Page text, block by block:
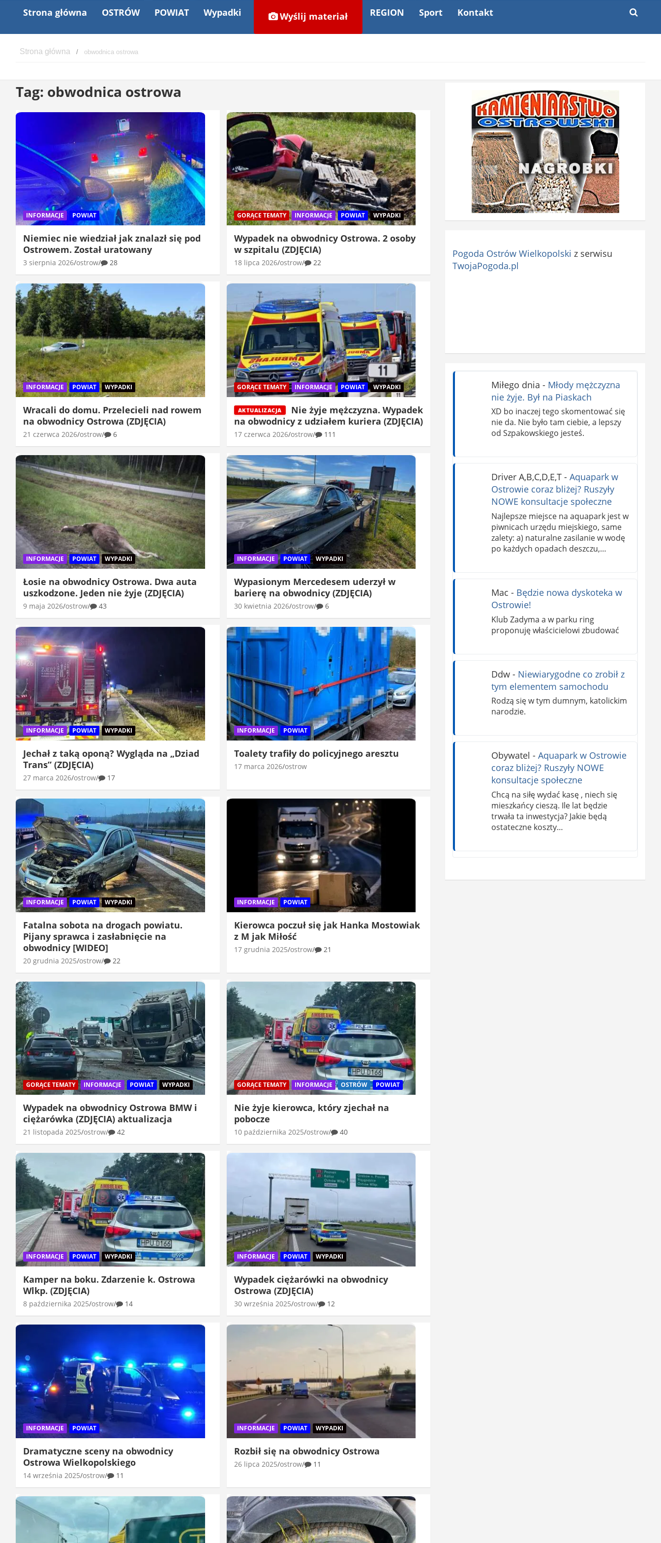
Strona główna OSTRÓW POWIAT Wypadki Wyślij materiał REGION Sport Kontakt
obwodnica ostrowa
Tag: obwodnica ostrowa
INFORMACJE POWIAT
Niemiec nie wiedział jak znalazł się pod
Ostrowem. Został uratowany
3 sierpnia 2026 ostrow 28
GORĄCE TEMATY INFORMACJE POWIAT WYPADKI
Wypadek na obwodnicy Ostrowa. 2 osoby
w szpitalu (ZDJĘCIA)
18 lipca 2026 ostrow 22
INFORMACJE POWIAT WYPADKI
Wracali do domu. Przelecieli nad rowem
na obwodnicy Ostrowa (ZDJĘCIA)
21 czerwca 2026 ostrow 6
GORĄCE TEMATY INFORMACJE POWIAT WYPADKI
AKTUALIZACJA
Nie żyje mężczyzna. Wypadek
na obwodnicy z udziałem kuriera (ZDJĘCIA)
17 czerwca 2026 ostrow 111
INFORMACJE POWIAT WYPADKI
Łosie na obwodnicy Ostrowa. Dwa auta
uszkodzone. Jeden nie żyje (ZDJĘCIA)
9 maja 2026 ostrow 43
INFORMACJE POWIAT WYPADKI
Wypasionym Mercedesem uderzył w
barierę na obwodnicy (ZDJĘCIA)
30 kwietnia 2026 ostrow 6
INFORMACJE POWIAT WYPADKI
Jechał z taką oponą? Wygląda na „Dziad
Trans” (ZDJĘCIA)
27 marca 2026 ostrow 17
INFORMACJE POWIAT
Toalety trafiły do policyjnego aresztu
17 marca 2026 ostrow
INFORMACJE POWIAT WYPADKI
Fatalna sobota na drogach powiatu.
Pijany sprawca i zasłabnięcie na
obwodnicy [WIDEO]
20 grudnia 2025 ostrow 22
INFORMACJE POWIAT
Kierowca poczuł się jak Hanka Mostowiak
z M jak Miłość
17 grudnia 2025 ostrow 21
GORĄCE TEMATY INFORMACJE POWIAT WYPADKI
Wypadek na obwodnicy Ostrowa BMW i
ciężarówka (ZDJĘCIA) aktualizacja
21 listopada 2025 ostrow 42
GORĄCE TEMATY INFORMACJE OSTRÓW POWIAT
Nie żyje kierowca, który zjechał na
pobocze
10 października 2025 ostrow 40
INFORMACJE POWIAT WYPADKI
Kamper na boku. Zdarzenie k. Ostrowa
Wlkp. (ZDJĘCIA)
8 października 2025 ostrow 14
INFORMACJE POWIAT WYPADKI
Wypadek ciężarówki na obwodnicy
Ostrowa (ZDJĘCIA)
30 września 2025 ostrow 12
INFORMACJE POWIAT
Dramatyczne sceny na obwodnicy
Ostrowa Wielkopolskiego
14 września 2025 ostrow 11
INFORMACJE POWIAT WYPADKI
Rozbił się na obwodnicy Ostrowa
26 lipca 2025 ostrow 11
Pogoda Ostrów Wielkopolski z serwisu
TwojaPogoda.pl
Miłego dnia - Młody mężczyzna
nie żyje. Był na Piaskach
XD bo inaczej tego skomentować się
nie da. Nie było tam ciebie, a lepszy
od Szpakowskiego jesteś.
Driver A,B,C,D,E,T- Aquapark w
Ostrowie coraz bliżej? Ruszyły
NOWE konsultacje społeczne
Najlepsze miejsce na aquapark jest w
piwnicach urzędu miejskiego, same
zalety: a) naturalne zasilanie w wodę
po każdych opadach deszczu,…
Mac - Będzie nowa dyskoteka w
Ostrowie!
Klub Zadyma a w parku ring
proponuję właścicielowi zbudować
Ddw- Niewiarygodne co zrobił z
tym elementem samochodu
Rodzą się w tym dumnym, katolickim
narodzie.
Obywatel - Aquapark w Ostrowie
coraz bliżej? Ruszyły NOWE
konsultacje społeczne
Chcą na siłę wydać kasę , niech się
mieszkańcy cieszą. Ile lat będzie
trwała ta inwestycja? Jakie będą
ostateczne koszty…